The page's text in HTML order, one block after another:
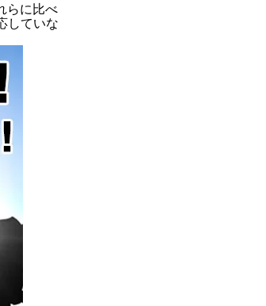
らに比べ
していな